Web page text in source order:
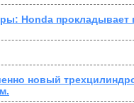
Honda прокладывает
новый